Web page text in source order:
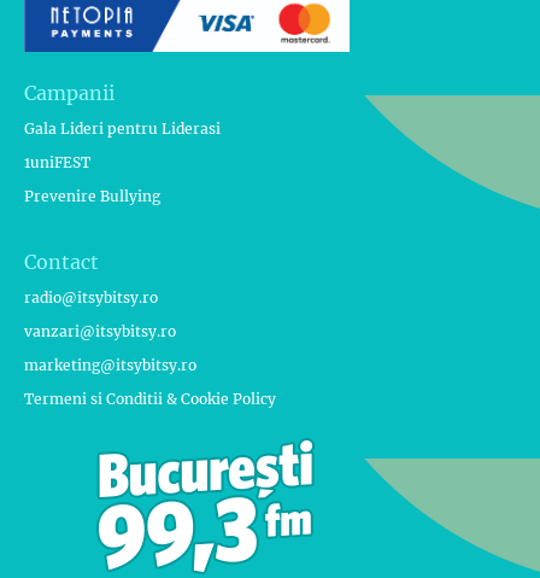
Campanii
Gala Lideri pentru Liderasi
1uniFEST
Prevenire Bullying
Contact
radio@itsybitsy.ro
vanzari@itsybitsy.ro
marketing@itsybitsy.ro
Termeni si Conditii & Cookie Policy